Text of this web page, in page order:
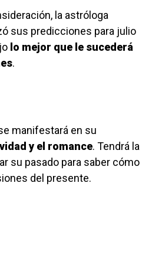
la astróloga
sus predicciones para julio
lo mejor que le sucederá
.
manifestará en su
y el romance. Tendrá la
su pasado para saber cómo
del presente.